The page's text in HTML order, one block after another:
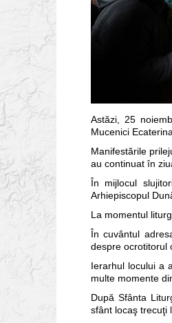
Astăzi, 25
Mucenici
Manifestările
au continuat în
În mijlocul
Arhiepiscopul
La momentul
În cuvântul
despre ocrotitorul
Ierarhul locului a
multe momente
După Sfânta
sfânt locaş trecuţi